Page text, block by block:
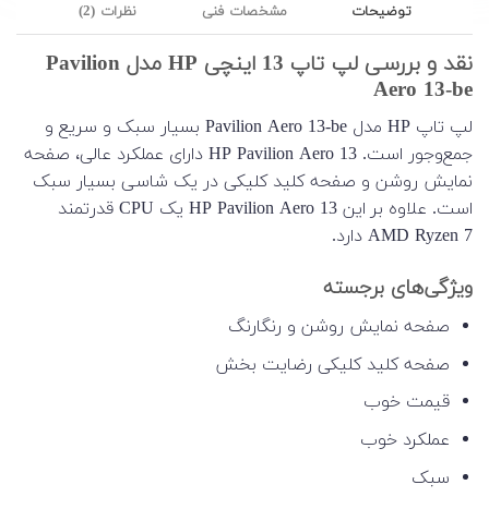
توضیحات مشخصات فنی نظرات (2)
نقد و بررسی لپ تاپ 13 اینچی HP مدل Pavilion
Aero 13-be
لپ تاپ HP مدل Pavilion Aero 13-be بسیار سبک و سریع و
جمع‌وجور است. HP Pavilion Aero 13 دارای عملکرد عالی، صفحه
نمایش روشن و صفحه کلید کلیکی در یک شاسی بسیار سبک
است. علاوه بر این HP Pavilion Aero 13 یک CPU قدرتمند
AMD Ryzen 7 دارد.
ویژگی‌های برجسته
صفحه نمایش روشن و رنگارنگ
صفحه کلید کلیکی رضایت بخش
قیمت خوب
عملکرد خوب
سبک